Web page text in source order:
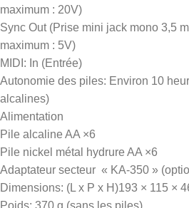
maximum : 20V)
Sync Out (Prise mini jack mono 3,5
maximum : 5V)
MIDI: In (Entrée)
Autonomie des piles: Environ 10
alcalines)
Alimentation
Pile alcaline AA ×6
Pile nickel métal hydrure AA ×6
Adaptateur secteur « KA-350 »
Dimensions: (L x P x H)193 × 115 ×
Poids: 370 g (sans les piles)